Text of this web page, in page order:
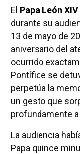
El Papa León XIV
durante su
13 de mayo de
aniversario del
ocurrido
Pontífice se
perpetúa la
un gesto que
profundamente
La audiencia
Papa quince